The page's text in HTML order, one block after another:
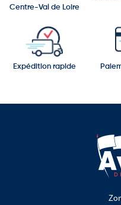
Le parc national de Pigeon
Marigot Bay
Le patrimoine naturel de
Centre-Val de Loire
Expédition rapide